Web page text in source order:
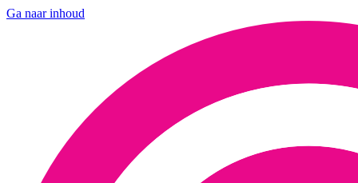
Ga naar inhoud